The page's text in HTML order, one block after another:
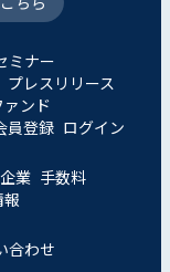
ミナー
プレスリリース
ァンド
員登録 ログイン
業 手数料
報
合わせ